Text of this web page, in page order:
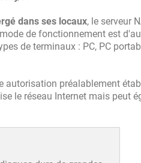
dans ses locaux, le serveur
de fonctionnement est
de terminaux : PC, PC
autorisation préalablement
le réseau Internet mais peut